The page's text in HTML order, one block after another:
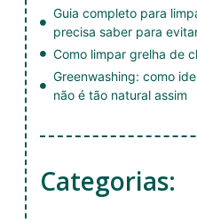
Guia completo para
precisa saber para
Como limpar grelha de
Greenwashing: como
não é tão natural assim
Categorias: